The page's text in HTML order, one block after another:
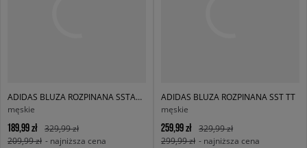
ADIDAS BLUZA ROZPINANA SSTAR TT BLK/WHT
męskie
189,99 zł
329,99 zł
209,99 zł - najniższa cena
ADIDAS BLUZA ROZPINANA SST TT
męskie
259,99 zł
329,99 zł
299,99 zł - najniższa cena